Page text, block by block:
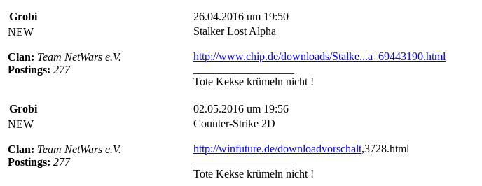
Grobi 26.04.2016 um 19:50
NEW
Clan: Team NetWars e.V.
Postings: 277
Stalker Lost Alpha
http://www.chip.de/downloads/Stalke...a_69443190.html
Tote Kekse krümeln nicht !
Grobi 02.05.2016 um 19:56
NEW
Clan: Team NetWars e.V.
Postings: 277
Counter-Strike 2D
http://winfuture.de/downloadvorschalt,3728.html
Tote Kekse krümeln nicht !